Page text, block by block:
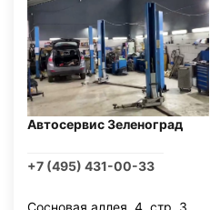
Автосервис Зеленоград
+7 (495) 431-00-33
Сосновая аллея, 4, стр. 3